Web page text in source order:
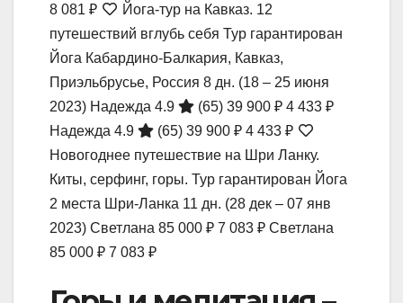
8 081 ₽
Йога-тур на Кавказ. 12
путешествий вглубь себя Тур гарантирован
Йога Кабардино-Балкария, Кавказ,
Приэльбрусье, Россия 8 дн. (18 – 25 июня
2023) Надежда 4.9 (65) 39 900 ₽ 4 433 ₽
Надежда 4.9
(65) 39 900 ₽ 4 433 ₽
Новогоднее путешествие на Шри Ланку.
Киты, серфинг, горы. Тур гарантирован Йога
2 места Шри-Ланка 11 дн. (28 дек – 07 янв
2023) Светлана 85 000 ₽ 7 083 ₽ Светлана
85 000 ₽ 7 083 ₽